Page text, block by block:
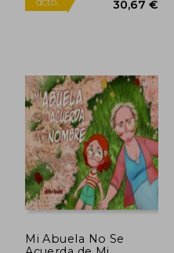
5%
dcto.
32,29 €
30,67 €
Mi Abuela No Se